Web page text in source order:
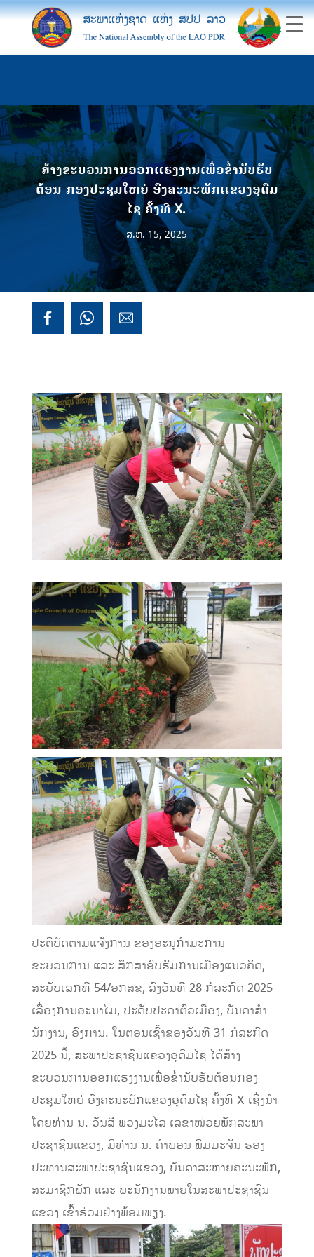
ສ້າງຂະບວນການອອກແຮງງານເພື່ອຂໍ່ານັບຮັບ
ຕ້ອນ ກອງປະຊຸມໃຫຍ່ ອົງຄະນະພັກແຂວງອຸດົມ
ໄຊ ຄັ້ງທີ X.
ສ.ຫ. 15, 2025
ປະຕິບັດຕາມແຈ້ງການ ຂອງອະນຸກໍາມະການ
ຂະບວນການ ແລະ ສຶກສາອົບຮົມການເມືອງແນວຄິດ,
ສະບັບເລກທີ 54/ອກສຂ, ລົງວັນທີ 28 ກໍລະກົດ 2025
ເລື່ອງການອະນາໄມ, ປະດັບປະດາຕົວເມືອງ, ບັນດາສໍາ
ນັກງານ, ອົງການ. ໃນຕອນເຊົ້າຂອງວັນທີ 31 ກໍລະກົດ
2025 ນີ້, ສະພາປະຊາຊົນແຂວງອຸດົມໄຊ ໄດ້ສ້າງ
ຂະບວນການອອກແຮງງານເພື່ອຂໍ່ານັບຮັບຕ້ອນກອງ
ປະຊຸມໃຫຍ່ ອົງຄະນະພັກແຂວງອຸດົມໄຊ ຄັ້ງທີ X ເຊິ່ງນໍາ
ໂດຍທ່ານ ນ. ວັນສີ ພວງມະໄລ ເລຂາໜ່ວຍພັກສະພາ
ປະຊາຊົນແຂວງ, ມີທ່ານ ນ. ຄໍາພອນ ພິມມະຈັນ ຮອງ
ປະທານສະພາປະຊາຊົນແຂວງ, ບັນດາສະຫາຍຄະນະພັກ,
ສະມາຊິກພັກ ແລະ ພະນັກງານພາຍໃນສະພາປະຊາຊົນ
ແຂວງ ເຂົ້າຮ່ວມຢ່າງພ້ອມພຽງ.